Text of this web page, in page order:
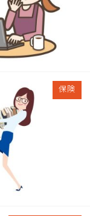
保険